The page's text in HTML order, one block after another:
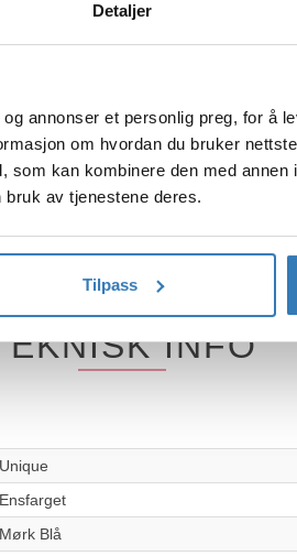
Detaljer
annonser et personlig preg, for å
om hvordan du bruker
som kan kombinere den med
av tjenestene deres.
Tilpass
6 gafler, 6 kniver og 6 skjeer som
feire!
INFO
Unique
Ensfarget
Mørk Blå